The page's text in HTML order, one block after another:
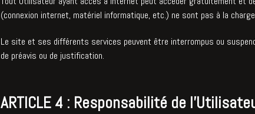
(connexion internet, matériel informatique, etc.) ne sont pas à la charge
Le site et ses différents services peuvent être interrompus ou
de préavis ou de justification.
ARTICLE 4 : Responsabilité de